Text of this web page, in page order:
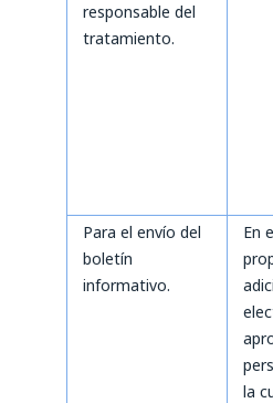
responsable del
tratamiento.
Para el envío del
boletín
informativo.
En
la